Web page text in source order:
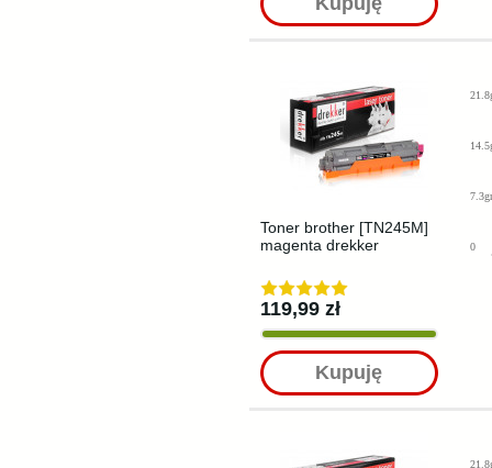
Toner brother [TN245M]
magenta drekker
119,99 zł
Kupuję
7.3gr
0